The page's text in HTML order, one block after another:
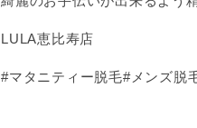
LULA恵比寿店
#マタニティー脱毛#メンズ脱